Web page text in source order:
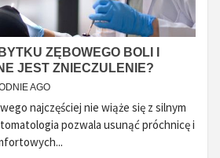
ZĘBOWEGO BOLI I
JEST ZNIECZULENIE?
AGO
najczęściej nie wiąże się z silnym
pozwala usunąć próchnicę i